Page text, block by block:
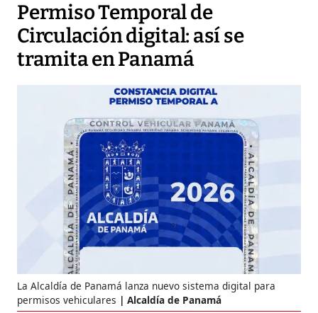
Permiso Temporal de
Circulación digital: así se
tramita en Panamá
La Alcaldía de Panamá lanza nuevo sistema digital para
permisos vehiculares
Alcaldía de Panamá